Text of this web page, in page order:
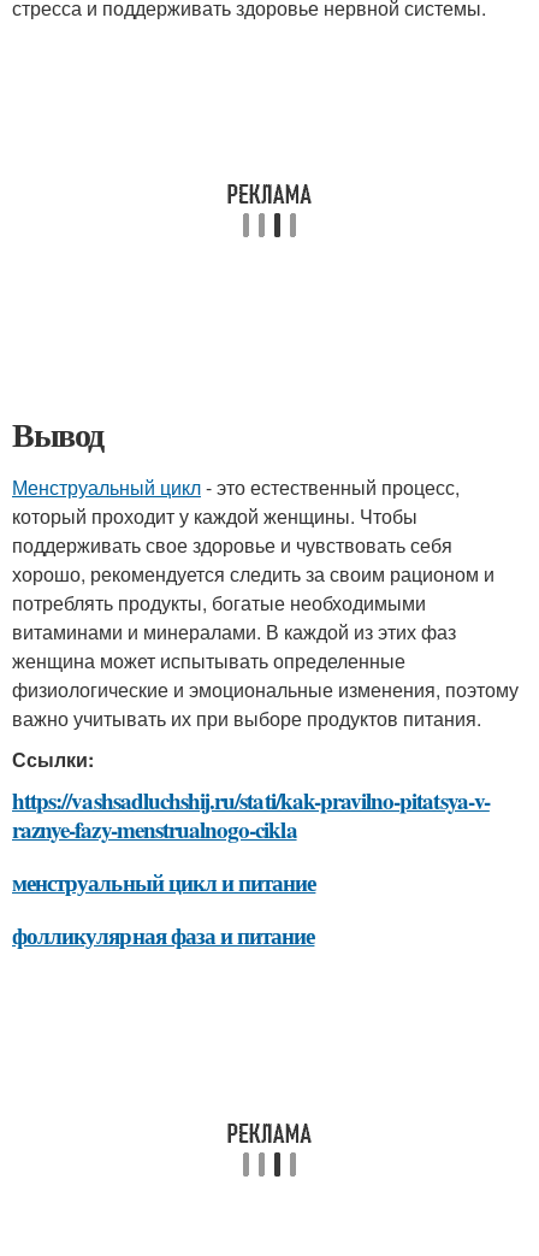
стресса и поддерживать здоровье нервной системы.
Вывод
Менструальный цикл- это естественный процесс,
который проходит у каждой женщины. Чтобы
поддерживать свое здоровье и чувствовать себя
хорошо, рекомендуется следить за своим рационом и
потреблять продукты, богатые необходимыми
витаминами и минералами. В каждой из этих фаз
женщина может испытывать определенные
физиологические и эмоциональные изменения, поэтому
важно учитывать их при выборе продуктов питания.
Ссылки:
https://vashsadluchshij.ru/stati/kak-pravilno-pitatsya-v-
raznye-fazy-menstrualnogo-cikla
менструальный цикл и питание
фолликулярная фаза и питание